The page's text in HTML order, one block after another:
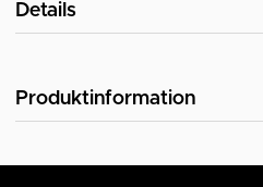
Details
Produktinformation